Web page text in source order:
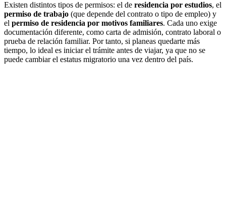
Existen distintos tipos de permisos: el de residencia por estudios, el
permiso de trabajo (que depende del contrato o tipo de empleo) y
el permiso de residencia por motivos familiares. Cada uno exige
documentación diferente, como carta de admisión, contrato laboral o
prueba de relación familiar. Por tanto, si planeas quedarte más
tiempo, lo ideal es iniciar el trámite antes de viajar, ya que no se
puede cambiar el estatus migratorio una vez dentro del país.